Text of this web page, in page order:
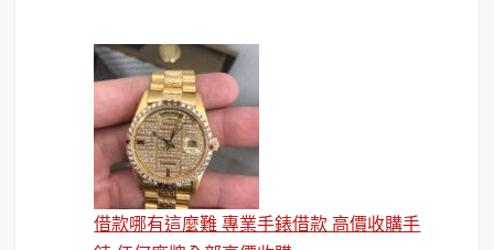
借款哪有這麼難 專業手錶借款 高價收購手